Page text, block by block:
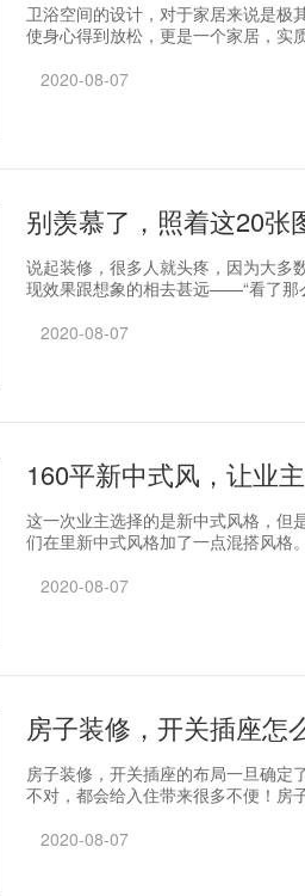
卫浴空间的设计，对于家居来说是极
使身心得到放松，更是一个家居，实
2020-08-07
别羡慕了，照着这20张
说起装修，很多人就头疼，因为大多
现效果跟想象的相去甚远——“看了那
2020-08-07
160平新中式风，让业
这一次业主选择的是新中式风格，但
们在里新中式风格加了一点混搭风格
2020-08-07
房子装修，开关插座怎
房子装修，开关插座的布局一旦确定
不对，都会给入住带来很多不便！房
2020-08-07